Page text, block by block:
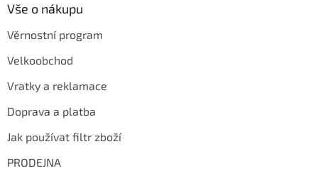
Vše o nákupu
Věrnostní program
Velkoobchod
Vratky a reklamace
Doprava a platba
Jak používat filtr zboží
PRODEJNA